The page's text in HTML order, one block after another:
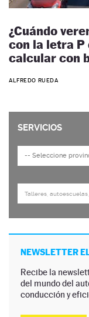
¿Cuándo
con la letra P
calcular con
ALFREDO RUEDA
NEWSLETTER
Recibe la
del mundo del
conducción y